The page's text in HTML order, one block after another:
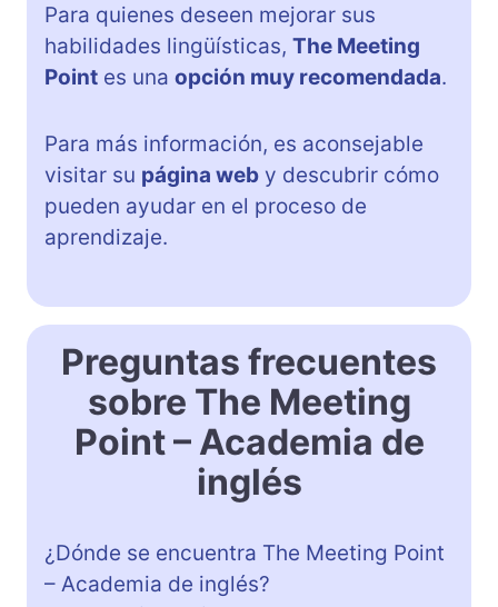
Para quienes deseen mejorar sus
habilidades lingüísticas, The Meeting
Point es una opción muy recomendada.
Para más información, es aconsejable
visitar su página web y descubrir cómo
pueden ayudar en el proceso de
aprendizaje.
Preguntas frecuentes
sobre The Meeting
Point – Academia de
inglés
¿Dónde se encuentra The Meeting Point
– Academia de inglés?